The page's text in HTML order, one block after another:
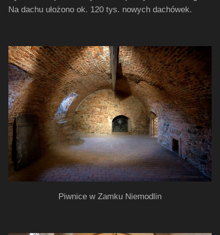
Na dachu ułożono ok. 120 tys. nowych dachówek.
Piwnice w Zamku Niemodlin